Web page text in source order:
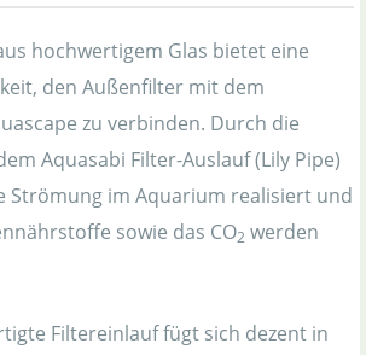
hochwertigem Glas bietet eine
den Außenfilter mit dem
zu verbinden. Durch die
Aquasabi Filter-Auslauf (Lily Pipe)
Strömung im Aquarium realisiert und
sowie das CO2 werden
Filtereinlauf fügt sich dezent in